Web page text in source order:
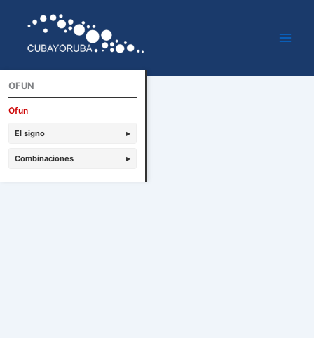
contenido
OFUN
Ofun
El signo ▸
Combinaciones ▸